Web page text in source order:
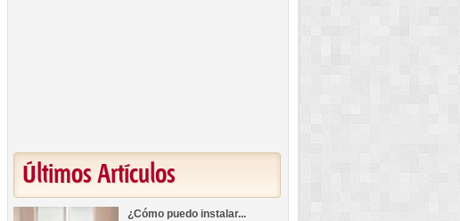
Últimos Artículos
¿Cómo puedo instalar...